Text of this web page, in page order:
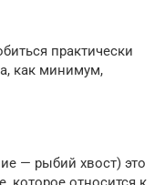
практически
как минимум,
— рыбий хвост) это